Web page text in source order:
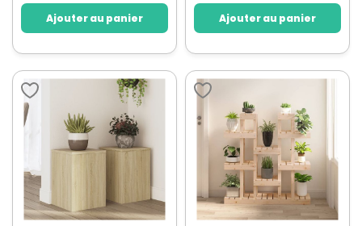
Ajouter au panier Ajouter au panier